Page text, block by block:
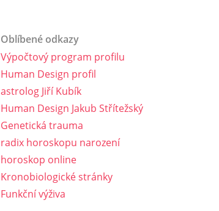
Oblíbené odkazy
Výpočtový program profilu
Human Design profil
astrolog Jiří Kubík
Human Design Jakub Střítežský
Genetická trauma
radix horoskopu narození
horoskop online
Kronobiologické stránky
Funkční výživa